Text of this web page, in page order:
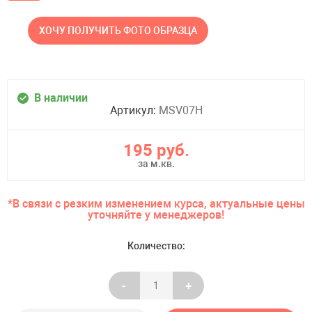
ХОЧУ ПОЛУЧИТЬ ФОТО ОБРАЗЦА
В наличии
Артикул: MSV07H
195 руб.
за м.кв.
*В связи с резким изменением курса, актуальные цены
уточняйте у менеджеров!
Количество:
- +